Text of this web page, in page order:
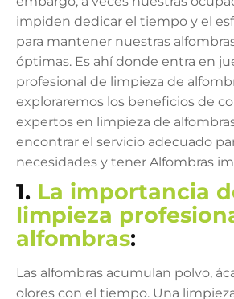
impiden dedicar el tiempo y el
para mantener nuestras
óptimas. Es ahí donde entra en
profesional de limpieza de
exploraremos los beneficios de
expertos en limpieza de
encontrar el servicio adecuado
necesidades y tener Alfombras
1. La importancia
limpieza
alfombras:
Las alfombras acumulan polvo,
olores con el tiempo. Una